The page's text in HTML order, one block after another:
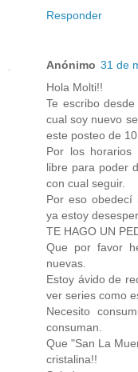
Responder
Anónimo 31 de
Hola Molti!!
Te escribo
cual soy nuevo
este posteo de
Por los horarios
libre para poder
con cual seguir.
Por eso obedecí
ya estoy
TE HAGO UN
Que por favor
nuevas.
Estoy ávido de
ver series como
Necesito
consuman.
Que "San La
cristalina!!